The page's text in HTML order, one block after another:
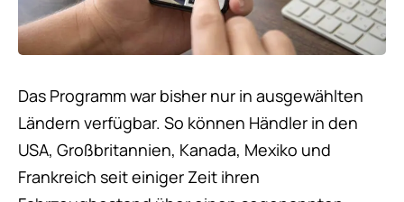
Das Programm war bisher nur in ausgewählten
Ländern verfügbar. So können Händler in den
USA, Großbritannien, Kanada, Mexiko und
Frankreich seit einiger Zeit ihren